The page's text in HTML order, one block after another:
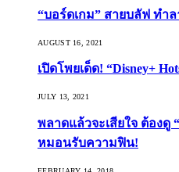
“บอร์ดเกม” สายบลัฟ ทำ
AUGUST 16, 2021
เปิดโพยเด็ด! “Disney+
JULY 13, 2021
พลาดแล้วจะเสียใจ ต้องดู
หมอนรับความฟิน!